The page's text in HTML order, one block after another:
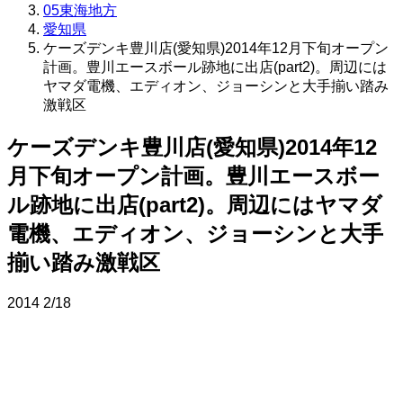
05東海地方
愛知県
ケーズデンキ豊川店(愛知県)2014年12月下旬オープン
計画。豊川エースボール跡地に出店(part2)。周辺には
ヤマダ電機、エディオン、ジョーシンと大手揃い踏み
激戦区
ケーズデンキ豊川店(愛知県)2014年12
月下旬オープン計画。豊川エースボー
ル跡地に出店(part2)。周辺にはヤマダ
電機、エディオン、ジョーシンと大手
揃い踏み激戦区
2014 2/18